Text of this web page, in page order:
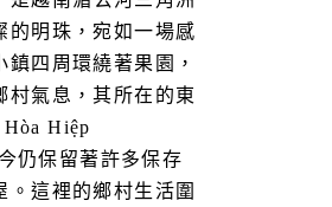
的明珠，宛如一場感
四周環繞著果園，
村氣息，其所在的東
Hiệp
仍保留著許多保存
。這裡的鄉村生活圍